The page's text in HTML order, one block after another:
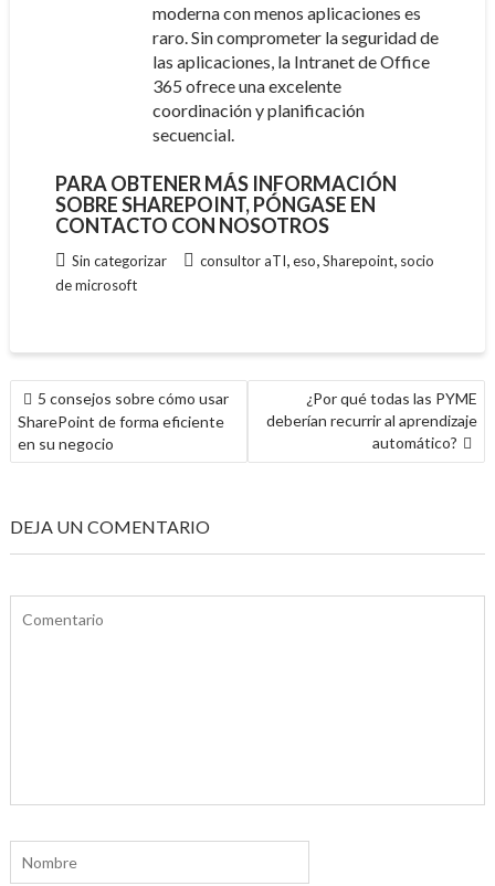
moderna con menos aplicaciones es
raro. Sin comprometer la seguridad de
las aplicaciones, la Intranet de Office
365 ofrece una excelente
coordinación y planificación
secuencial.
PARA OBTENER MÁS INFORMACIÓN
SOBRE SHAREPOINT, PÓNGASE EN
CONTACTO CON NOSOTROS
Sin categorizar consultor aTI eso Sharepoint, socio
de microsoft
NAVEGACIÓN
DE
ENTRADAS
5 consejos sobre cómo usar
SharePoint de forma eficiente
en su negocio
¿Por qué todas las PYME
deberían recurrir al aprendizaje
automático?
DEJA UN COMENTARIO